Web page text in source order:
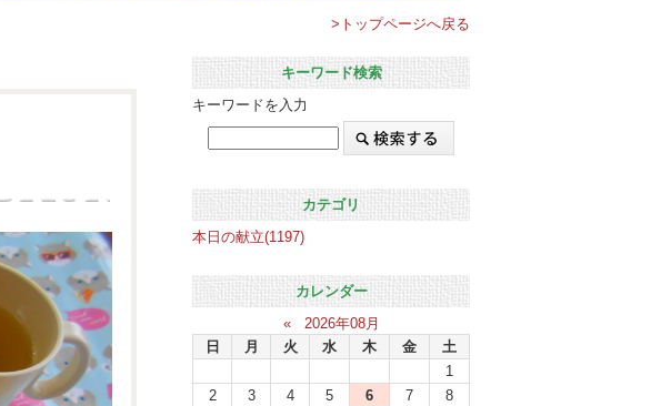
>トップページへ戻る
キーワード検索
キーワードを入力
カテゴリ
本日の献立(1197)
カレンダー
«
2026年08月
日
月 火 水 木 金
土
1
2
3 4 5 6 7
8